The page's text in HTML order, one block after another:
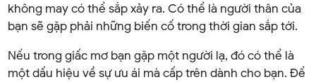
không may có thể sắp xảy ra. Có thể là người thân của
bạn sẽ gặp phải những biến cố trong thời gian sắp tới.
Nếu trong giấc mơ bạn gặp một người lạ, đó có thể là
một dấu hiệu về sự ưu ái mà cấp trên dành cho bạn. Để